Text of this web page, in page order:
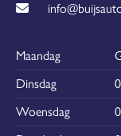
Maandag
Dinsdag
Woensdag